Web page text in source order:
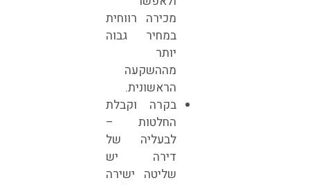
מכירה רווחית
במחיר גבוה
יותר
מההשקעה
הראשונית.
בקרה וקבלת
החלטות –
לבעליה של
דירה יש
שליטה ישירה